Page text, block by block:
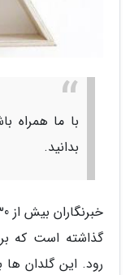
با ما همراه
بدانید.
گذاشته است که
رود. این گلدان